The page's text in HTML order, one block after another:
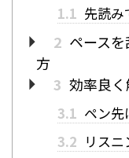
1.1 先読み
2 ペース
方
3 効率良
3.1 ペン先
3.2 リス